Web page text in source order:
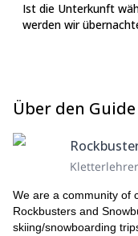
Ist die Unterkunft
werden wir
Über den Guide
Kletterlehrer
We are a community of
Rockbusters and
skiing/snowboarding